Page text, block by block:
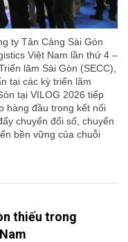
ty Tân Cảng Sài Gòn
Việt Nam lần thứ 4 –
lãm Sài Gòn (SECC),
tại các kỳ triển lãm
tại VILOG 2026 tiếp
hàng đầu trong kết nối
chuyển đổi số, chuyển
bền vững của chuỗi
thiếu trong